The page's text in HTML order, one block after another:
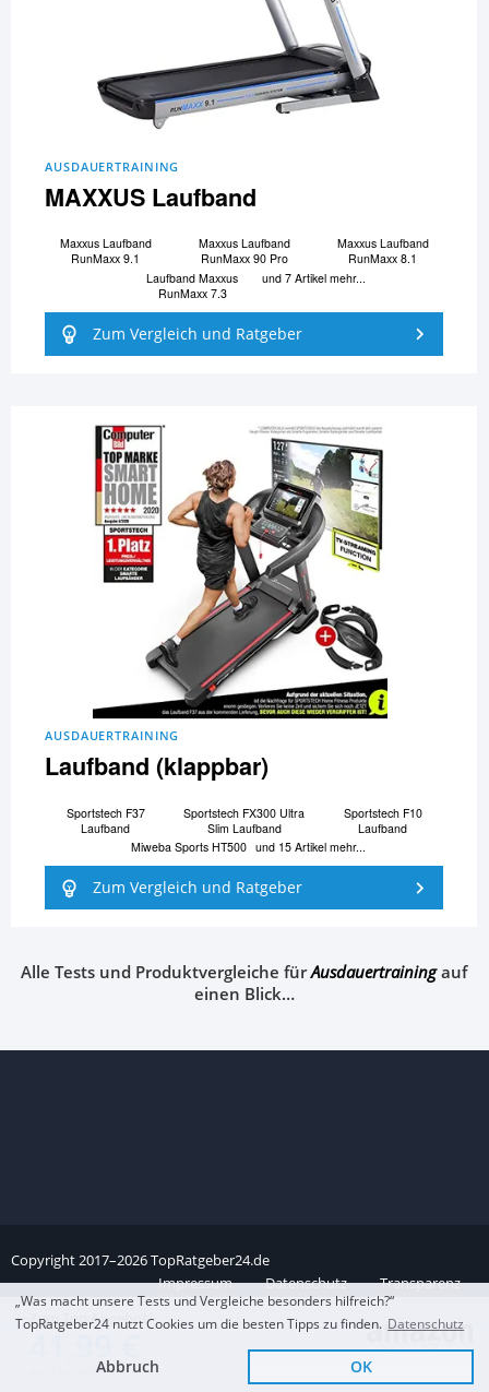
Zum Top Angebot
41,99 €
KOSTENLOSE LIEFERUNG
AUSDAUERTRAINING
MAXXUS Laufband
Maxxus Laufband
RunMaxx 9.1
Maxxus Laufband
RunMaxx 90 Pro
Maxxus Laufband
RunMaxx 8.1
Laufband Maxxus
RunMaxx 7.3
und 7 Artikel mehr...
Zum Vergleich und Ratgeber
AUSDAUERTRAINING
Laufband (klappbar)
Sportstech F37
Laufband
Sportstech FX300 Ultra
Slim Laufband
Sportstech F10
Laufband
Miweba Sports HT500 und 15 Artikel mehr...
Zum Vergleich und Ratgeber
Alle Tests und Produktvergleiche fürAusdauertrainingauf
einen Blick…
Copyright2017–2026TopRatgeber24.de
Impressum
Datenschutz Transparenz
„Was macht unsere Tests und Vergleiche besonders hilfreich?“
TopRatgeber24 nutzt Cookies um die besten Tipps zu finden. Datenschutz
Abbruch OK